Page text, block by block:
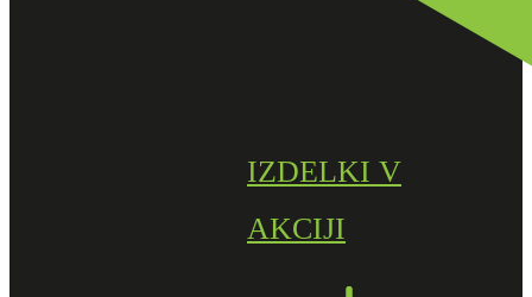
IZDELKI V
AKCIJI